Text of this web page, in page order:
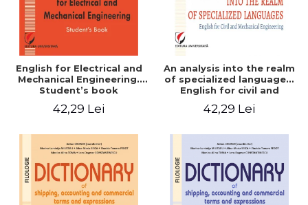
English for Electrical and
Mechanical Engineering.
Student’s book
42,29 Lei
An analysis into the realm
of specialized languages.
English for civil and
42,29 Lei